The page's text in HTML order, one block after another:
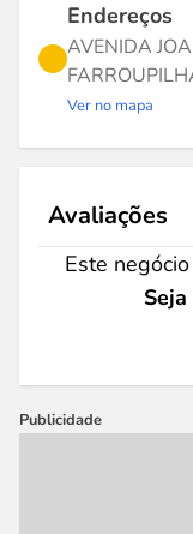
Endereços
AVENIDA
Ver no mapa
Avaliações
Este
Publicidade